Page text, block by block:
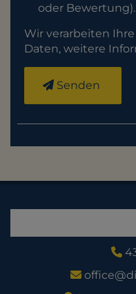
oder Bewertung).
Wir verarbeiten
Daten, weitere
Senden